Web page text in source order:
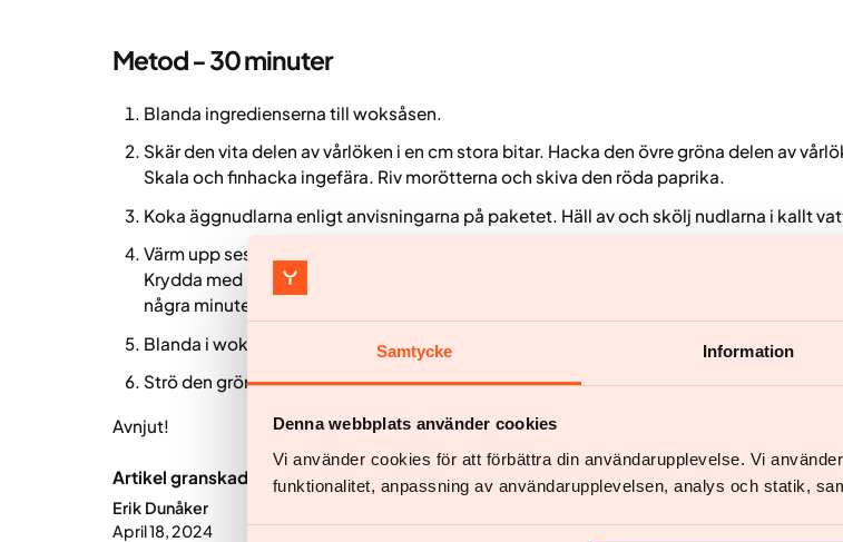
Samtycke Information
Denna webbplats använder cookies
Vi använder cookies för att förbättra din användarupplevelse. Vi
funktionalitet, anpassning av användarupplevelsen, analys och statik,
Metod - 30 minuter
Blanda ingredienserna till woksåsen.
Skär den vita delen av vårlöken i en cm stora bitar. Hacka den övre gröna delen av
Skala och finhacka ingefära. Riv morötterna och skiva den röda paprika.
Koka äggnudlarna enligt anvisningarna på paketet. Häll av och skölj nudlarna i kallt
Värm upp sesamolja i en wok- eller stekpanna. Stek kycklingfärsen tills den är
Krydda med lite salt. Tillsätt ingefära, röd paprika, morötter och den vita delen av
några minuter till.
Blanda i woksås och nudlar. Rör om i ca 1 min. Krydda med salt och chiliflingor.
Strö den gröna delen av salladslöken över woken och servera med limeklyftor.
Avnjut!
Artikel granskad av:
Erik Dunåker
April 18, 2024